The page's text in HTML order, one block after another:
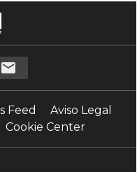
Feed
Aviso Legal
Cookie Center